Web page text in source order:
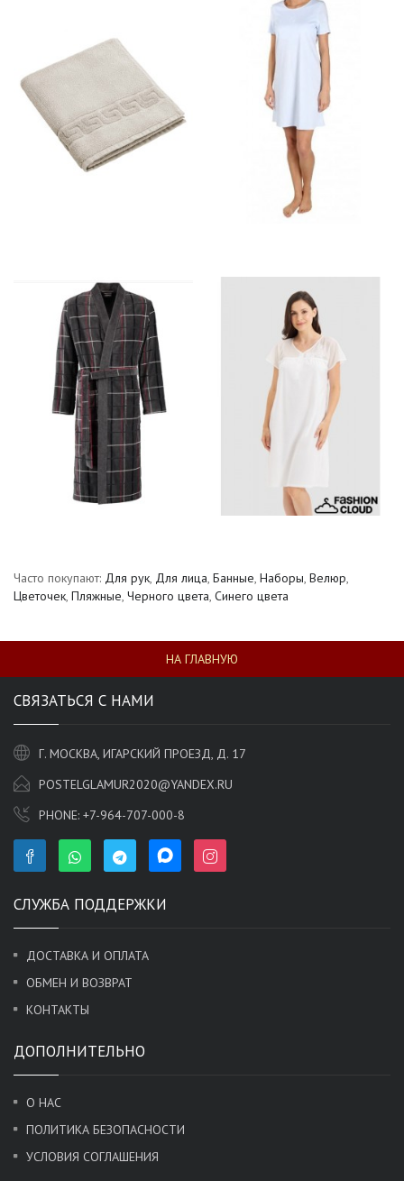
Часто покупают: Для рук, Для лица, Банные, Наборы, Велюр,
Цветочек, Пляжные, Черного цвета, Синего цвета
НА ГЛАВНУЮ
СВЯЗАТЬСЯ С НАМИ
Г. МОСКВА, ИГАРСКИЙ ПРОЕЗД, Д. 17
POSTELGLAMUR2020@YANDEX.RU
PHONE: +7-964-707-000-8
СЛУЖБА ПОДДЕРЖКИ
ДОСТАВКА И ОПЛАТА
ОБМЕН И ВОЗВРАТ
КОНТАКТЫ
ДОПОЛНИТЕЛЬНО
О НАС
ПОЛИТИКА БЕЗОПАСНОСТИ
УСЛОВИЯ СОГЛАШЕНИЯ